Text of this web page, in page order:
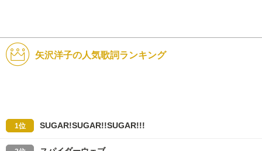
矢沢洋子の人気歌詞ランキング
1位 SUGAR!SUGAR!!SUGAR!!!